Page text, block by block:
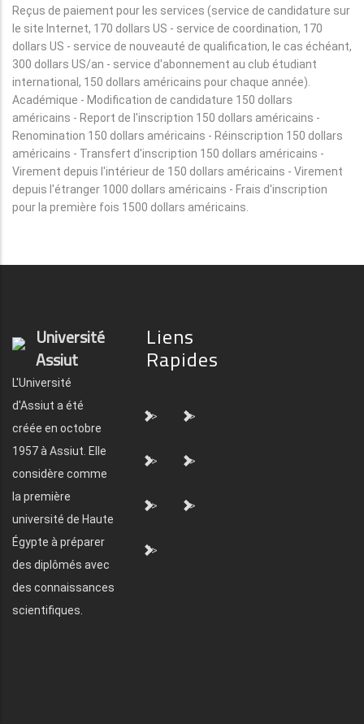
Reçus de paiement pour les services (service de candidature sur
le site Internet, 170 dollars US - service de coordination, 170
dollars US - service de nouveauté de qualification, le cas échéant,
300 dollars US/an - service d'abonnement au club étudiant
international, 150 dollars américains pour chaque année).
Académique - Modification de candidature 150 dollars
américains - Report de l'inscription 150 dollars américains -
Renomination 150 dollars américains - Réinscription 150 dollars
américains - Transfert d'inscription 150 dollars américains -
Virement depuis l'intérieur de 150 dollars américains - Virement
depuis l'étranger 1000 dollars américains - Frais d'inscription
pour la première fois 1500 dollars américains.
Université
Assiut
L'Université
d'Assiut a été
créée en octobre
1957 à Assiut. Elle
considère comme
la première
université de Haute
Égypte à préparer
des diplômés avec
des connaissances
scientifiques.
Liens
Rapides
"> ">
"> ">
"> ">
">